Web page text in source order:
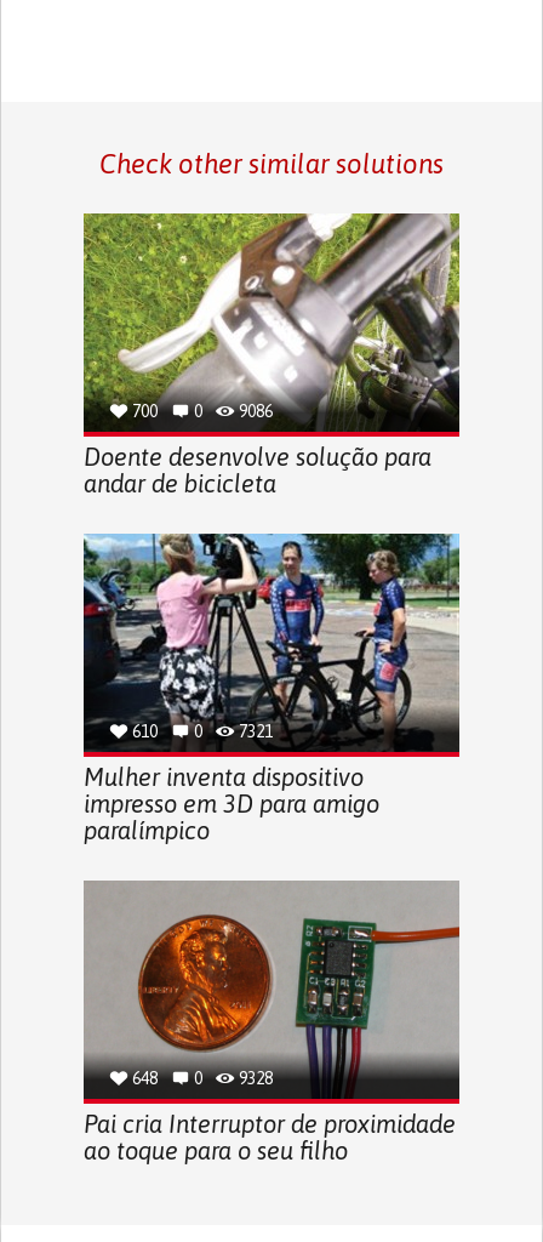
Check other similar solutions
700 0 9086
Doente desenvolve solução para
andar de bicicleta
610 0 7321
Mulher inventa dispositivo
impresso em 3D para amigo
paralímpico
648 0 9328
Pai cria Interruptor de proximidade
ao toque para o seu filho